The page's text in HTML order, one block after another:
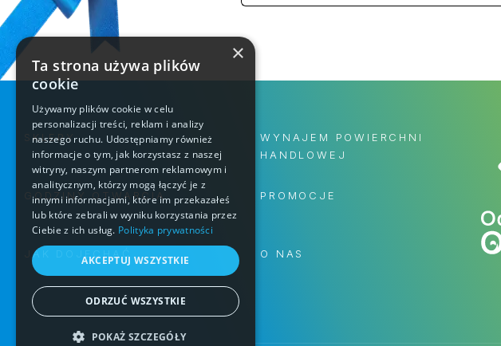
SKLEPY
GODZINY OTWARCIA
JAK DOJECHAĆ
WYNAJEM POWIERCHNI
HANDLOWEJ
PROMOCJE
O NAS
×
Ta strona używa plików
cookie
Używamy plików cookie w celu
personalizacji treści, reklam i analizy
naszego ruchu. Udostępniamy również
informacje o tym, jak korzystasz z naszej
witryny, naszym partnerom reklamowym i
analitycznym, którzy mogą łączyć je z
innymi informacjami, które im przekazałeś
lub które zebrali w wyniku korzystania przez
Ciebie z ich usług. Polityka prywatności
AKCEPTUJ WSZYSTKIE
ODRZUĆ WSZYSTKIE
POKAŻ SZCZEGÓŁY